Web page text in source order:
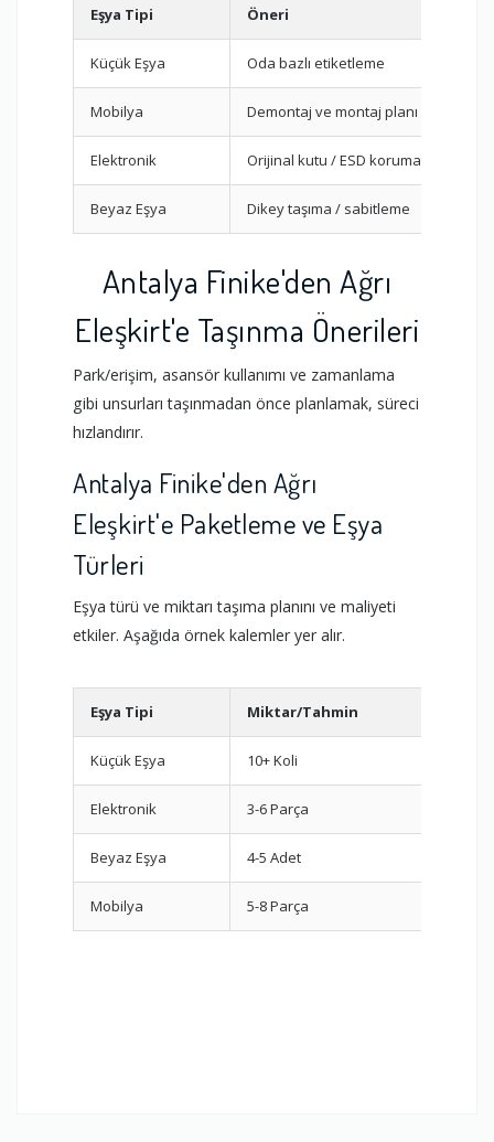
Eşya Tipi Öneri
Küçük Eşya Oda bazlı etiketleme
Mobilya Demontaj ve montaj planı
Elektronik Orijinal kutu / ESD koruma
Beyaz Eşya Dikey taşıma / sabitleme
Antalya Finike'den Ağrı
Eleşkirt'e Taşınma Önerileri
Park/erişim, asansör kullanımı ve zamanlama
gibi unsurları taşınmadan önce planlamak, süreci
hızlandırır.
Antalya Finike'den Ağrı
Eleşkirt'e Paketleme ve Eşya
Türleri
Eşya türü ve miktarı taşıma planını ve maliyeti
etkiler. Aşağıda örnek kalemler yer alır.
Eşya Tipi Miktar/Tahmin
Küçük Eşya 10+ Koli
Elektronik 3-6 Parça
Beyaz Eşya 4-5 Adet
Mobilya 5-8 Parça